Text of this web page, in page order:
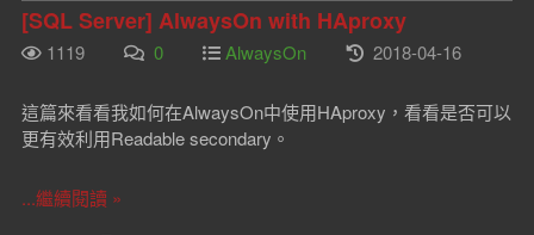
[SQL Server] AlwaysOn with HAproxy
1119 0 AlwaysOn 2018-04-16
這篇來看看我如何在AlwaysOn中使用HAproxy，看看是否可以
更有效利用Readable secondary。
...繼續閱讀 »